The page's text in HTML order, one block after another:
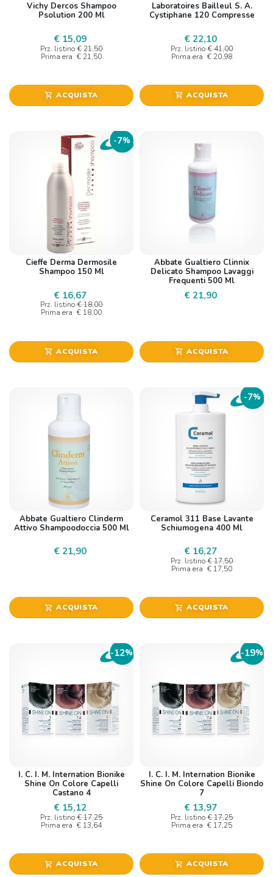
Vichy Dercos Shampoo
Psolution 200 Ml
€ 15,09
Prz. listino € 21,50
Prima era € 21,50
shopping_cart ACQUISTA
Laboratoires Bailleul S. A.
Cystiphane 120 Compresse
€ 22,10
Prz. listino € 41,00
Prima era € 20,98
shopping_cart ACQUISTA
-7%
Cieffe Derma Dermosile
Shampoo 150 Ml
€ 16,67
Prz. listino € 18,00
Prima era € 18,00
shopping_cart ACQUISTA
Abbate Gualtiero Clinnix
Delicato Shampoo Lavaggi
Frequenti 500 Ml
€ 21,90
shopping_cart ACQUISTA
Abbate Gualtiero Clinderm
Attivo Shampoodoccia 500 Ml
€ 21,90
shopping_cart ACQUISTA
-7%
Ceramol 311 Base Lavante
Schiumogena 400 Ml
€ 16,27
Prz. listino € 17,50
Prima era € 17,50
shopping_cart ACQUISTA
-12%
I. C. I. M. Internation Bionike
Shine On Colore Capelli
Castano 4
€ 15,12
Prz. listino € 17,25
Prima era € 13,64
shopping_cart ACQUISTA
-19%
I. C. I. M. Internation Bionike
Shine On Colore Capelli Biondo
7
€ 13,97
Prz. listino € 17,25
Prima era € 17,25
shopping_cart ACQUISTA